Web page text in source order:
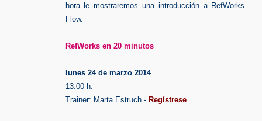
hora le mostraremos una introducción a RefWorks
Flow.
RefWorks en 20 minutos
lunes 24 de marzo 2014
13:00 h.
Trainer: Marta Estruch.- Regístrese